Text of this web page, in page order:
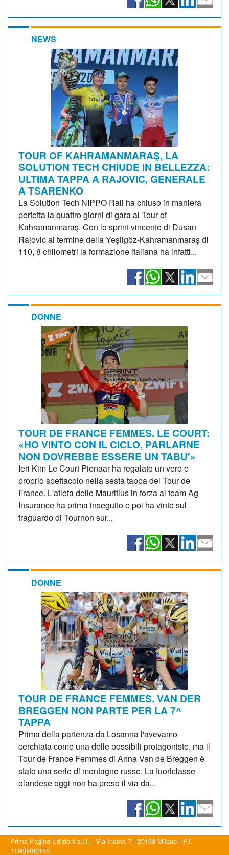
NEWS
TOUR OF KAHRAMANMARAŞ, LA
SOLUTION TECH CHIUDE IN BELLEZZA:
ULTIMA TAPPA A RAJOVIC, GENERALE
A TSARENKO
La Solution Tech NIPPO Rali ha chiuso in maniera
perfetta la quattro giorni di gara al Tour of
Kahramanmaraş. Con lo sprint vincente di Dusan
Rajovic al termine della Yeşilgöz-Kahramanmaraş di
110, 8 chilometri la formazione italiana ha infatti...
DONNE
TOUR DE FRANCE FEMMES. LE COURT:
«HO VINTO CON IL CICLO, PARLARNE
NON DOVREBBE ESSERE UN TABU'»
Ieri Kim Le Court Pienaar ha regalato un vero e
proprio spettacolo nella sesta tappa del Tour de
France. L'atleta delle Mauritius in forza al team Ag
Insurance ha prima inseguito e poi ha vinto sul
traguardo di Tournon sur...
DONNE
TOUR DE FRANCE FEMMES. VAN DER
BREGGEN NON PARTE PER LA 7^
TAPPA
Prima della partenza da Losanna l'avevamo
cerchiata come una delle possibili protagoniste, ma il
Tour de France Femmes di Anna Van de Breggen è
stato una serie di montagne russe. La fuoriclasse
olandese oggi non ha preso il via da...
Prima Pagina Edizioni s.r.l. - Via Inama 7 - 20133 Milano - P.I.
11980460155